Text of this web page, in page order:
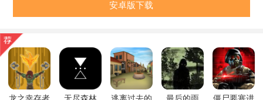
安卓版下载